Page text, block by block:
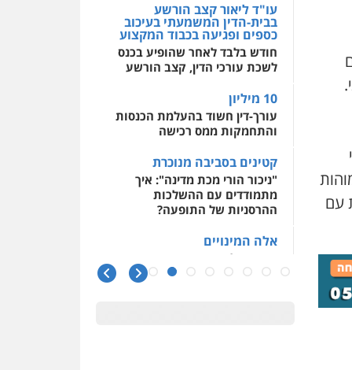
עם
עו"ד ליאור קצב הורשע
בבית-הדין המשמעתי בעיכוב
כספים ופגיעה בכבוד המקצוע
חודש בלבד לאחר שהופיע בכנס
לשכת עורכי הדין, קצב הורשע
10 מיליון
עורך-דין חשוד בהעלמת הכנסות
והתחמקות ממס רכישה
קטינים בסביבה מנוכרת
"ניכור הורי מכת מדינה": איך
מתמודדים עם ההשלכות
ההרסניות של התופעה?
אלה המינויים
הוועדה לבחירת שופטים בחרה
26 שופטים ורשמים נוספים